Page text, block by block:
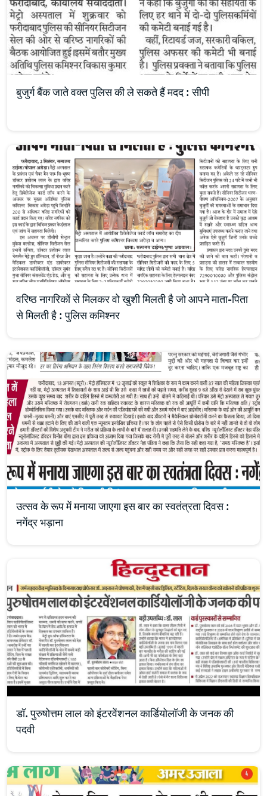
बुजुर्ग बैंक जाते वक्त पुलिस की ले सकते हैं मदद : सीपी
वरिष्ठ नागरिकों से मिलकर वो खुशी मिलती है जो आपने माता-पिता
से मिलती है : पुलिस कमिश्नर
उत्सव के रूप में मनाया जाएगा इस बार का स्वतंत्रता दिवस :
नगेंद्र भड़ाना
डॉ. पुरुषोत्तम लाल को इंटरवेंशनल कार्डियोलॉजी के जनक की
पदवी